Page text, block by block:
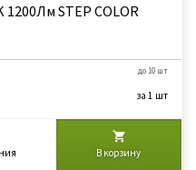
1200Лм STEP COLOR
до 10 шт
за 1 шт
В корзину